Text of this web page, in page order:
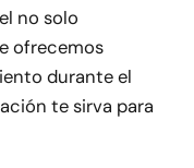
no solo
ofrecemos
durante el
te sirva para